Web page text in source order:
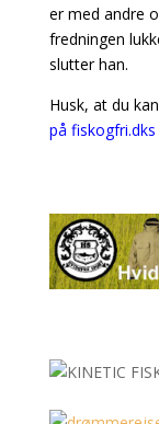
er med andre
fredningen
slutter han.
Husk, at du kan
på